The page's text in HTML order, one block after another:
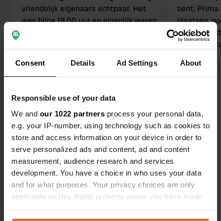
Consent Details Ad Settings About
Responsible use of your data
We and our 1022 partners process your personal data,
e.g. your IP-number, using technology such as cookies to
store and access information on your device in order to
serve personalized ads and content, ad and content
measurement, audience research and services
development. You have a choice in who uses your data
and for what purposes. Your privacy choices are only
applicable on this digital property where you have made
vriendelijk eigenaars echtpaar. Het
was bijna 19.00 uur en eigenlijk waren
bent.
plaatsen,
aan een
water te
voor
Contact